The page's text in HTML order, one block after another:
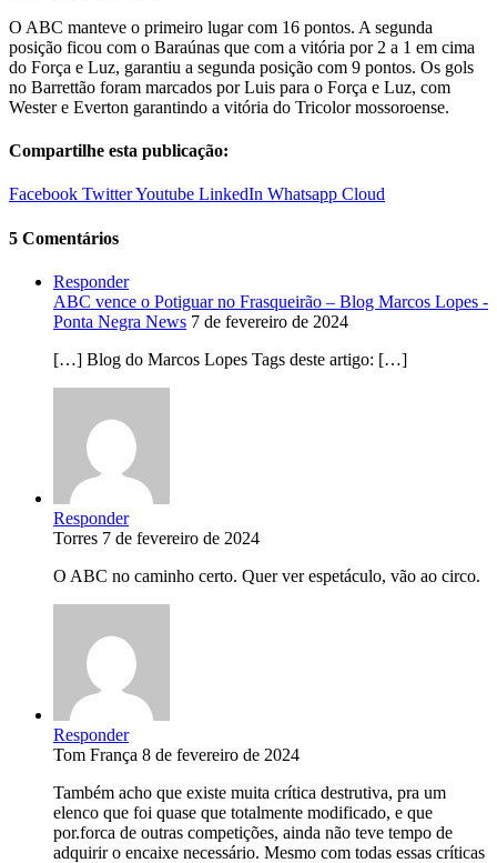
O ABC manteve o primeiro lugar com 16 pontos. A segunda
posição ficou com o Baraúnas que com a vitória por 2 a 1 em cima
do Força e Luz, garantiu a segunda posição com 9 pontos. Os gols
no Barrettão foram marcados por Luis para o Força e Luz, com
Wester e Everton garantindo a vitória do Tricolor mossoroense.
Compartilhe esta publicação:
Facebook TwitterYoutube LinkedIn Whatsapp Cloud
5 Comentários
Responder
ABC vence o Potiguar no Frasqueirão – Blog Marcos Lopes -
Ponta Negra News 7 de fevereiro de 2024
[…] Blog do Marcos Lopes Tags deste artigo: […]
Responder
Torres 7 de fevereiro de 2024
O ABC no caminho certo. Quer ver espetáculo, vão ao circo.
Responder
Tom França 8 de fevereiro de 2024
Também acho que existe muita crítica destrutiva, pra um
elenco que foi quase que totalmente modificado, e que
por.forca de outras competições, ainda não teve tempo de
adquirir o encaixe necessário. Mesmo com todas essas críticas